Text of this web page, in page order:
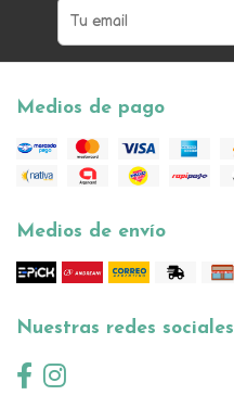
Medios de pago
Medios de envío
Nuestras redes sociales